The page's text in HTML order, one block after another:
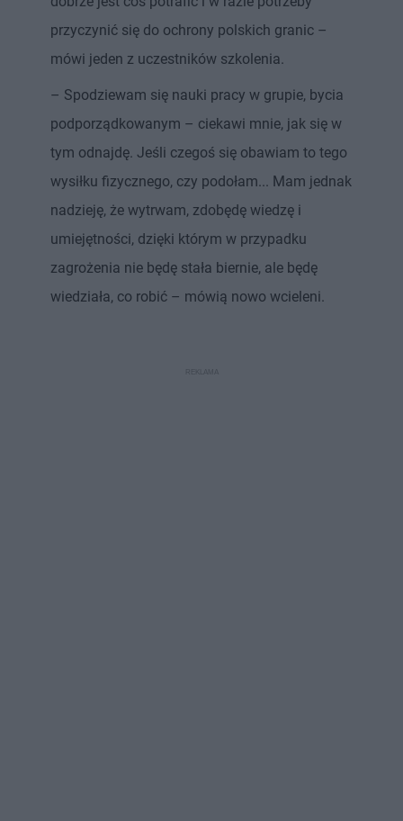
przyczynić się do ochrony polskich granic –
mówi jeden z uczestników szkolenia.
– Spodziewam się nauki pracy w grupie, bycia
podporządkowanym – ciekawi mnie, jak się w
tym odnajdę. Jeśli czegoś się obawiam to tego
wysiłku fizycznego, czy podołam... Mam jednak
nadzieję, że wytrwam, zdobędę wiedzę i
umiejętności, dzięki którym w przypadku
zagrożenia nie będę stała biernie, ale będę
wiedziała, co robić – mówią nowo wcieleni.